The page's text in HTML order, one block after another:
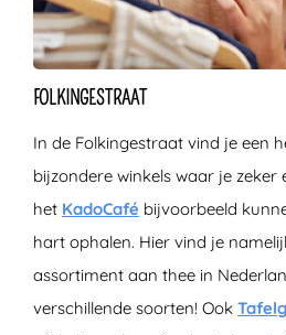
FOLKINGESTRAAT
In de Folkingestraat vind je een
bijzondere winkels waar je zeker
het KadoCafé bijvoorbeeld
hart ophalen. Hier vind je
assortiment aan thee in
verschillende soorten! Ook